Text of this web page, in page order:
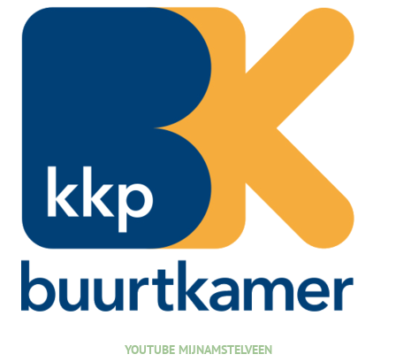
YOUTUBE MIJNAMSTELVEEN